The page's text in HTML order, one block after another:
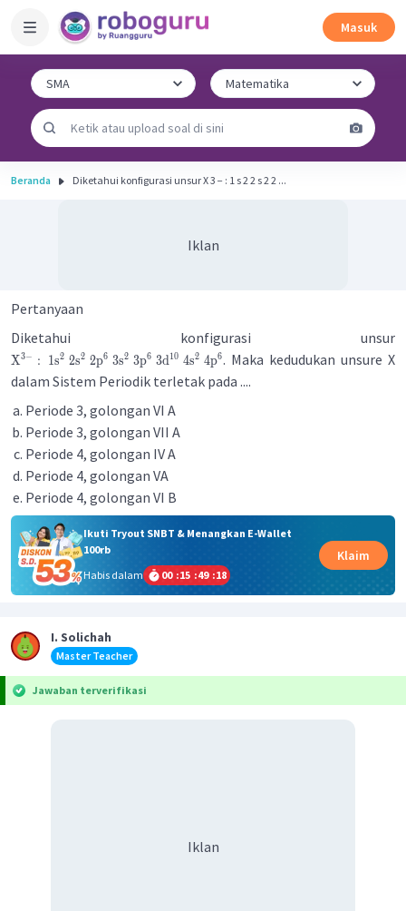
Masuk
Beranda Diketahui konfigurasi unsur X 3 − : 1 s 2 2 s 2 2 ...
Iklan
Pertanyaan
Diketahui konfigurasi unsur
X3− : 1s2 2s2 2p6 3s2 3p6 3d10 4s2 4p6. Maka kedudukan unsure X
dalam Sistem Periodik terletak pada ....
Periode 3, golongan VI A
Periode 3, golongan VII A
Periode 4, golongan IV A
Periode 4, golongan VA
Periode 4, golongan VI B
Ikuti Tryout SNBT & Menangkan E-Wallet
100rb
Habis dalam
00 :15 :49 :18
Klaim
I. Solichah
Master Teacher
Jawaban terverifikasi
Iklan